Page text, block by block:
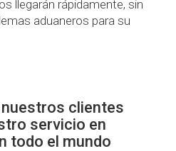
llegarán rápidamente, sin
aduaneros para su
clientes
servicio en
todo el mundo